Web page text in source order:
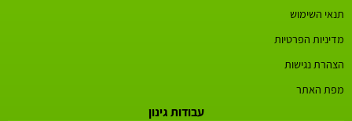
תנאי השימוש
מדיניות הפרטיות
הצהרת נגישות
מפת האתר
עבודות גינון